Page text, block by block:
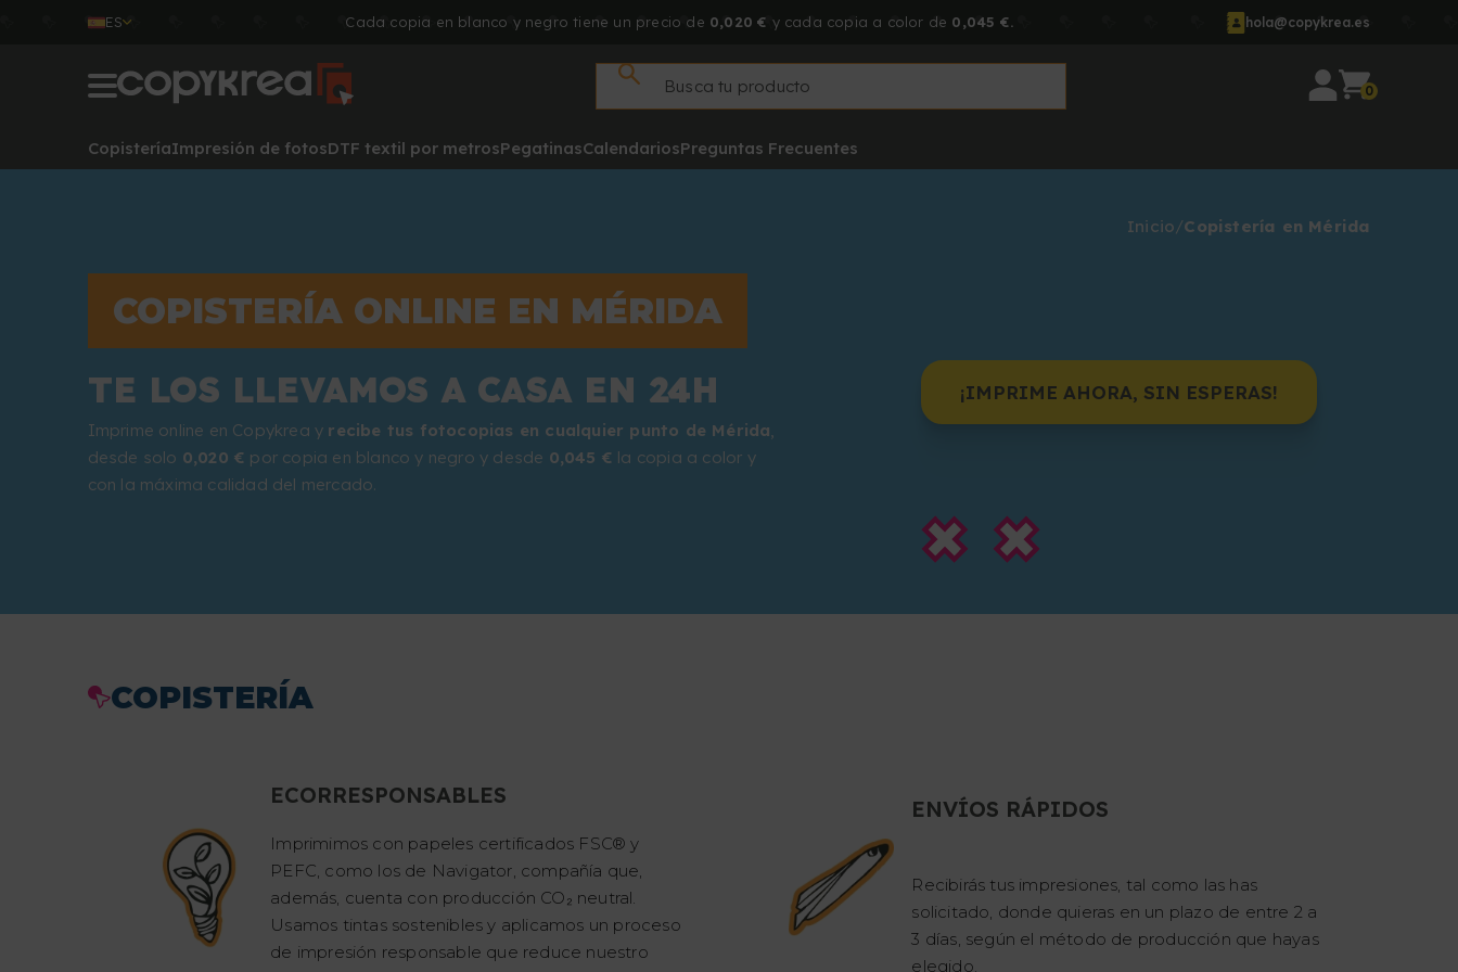
ES Cada copia en blanco y negro tiene un precio de 0,020 € y cada copia a color de 0,045 €. hola@copykrea.es
0
CopisteríaImpresión de fotosDTF textil por metrosPegatinasCalendariosPreguntas Frecuentes
Inicio Copistería en Mérida
COPISTERÍA ONLINE EN MÉRIDA
TE LOS LLEVAMOS A CASA EN 24H
Imprime online en Copykrea y recibe tus fotocopias en cualquier punto de Mérida
desde solo 0,020 € por copia en blanco y negro y desde 0,045 € la copia a color y
con la máxima calidad del mercado.
¡IMPRIME AHORA, SIN ESPERAS!
COPISTERÍA
ECORRESPONSABLES
Imprimimos con papeles certificados FSC® y
PEFC, como los de Navigator, compañía que,
además, cuenta con producción CO₂ neutral.
Usamos tintas sostenibles y aplicamos un proceso
de impresión responsable que reduce nuestro
ENVÍOS RÁPIDOS
Recibirás tus impresiones, tal como las has
solicitado, donde quieras en un plazo de entre 2 a
3 días, según el método de producción que hayas
elegido.